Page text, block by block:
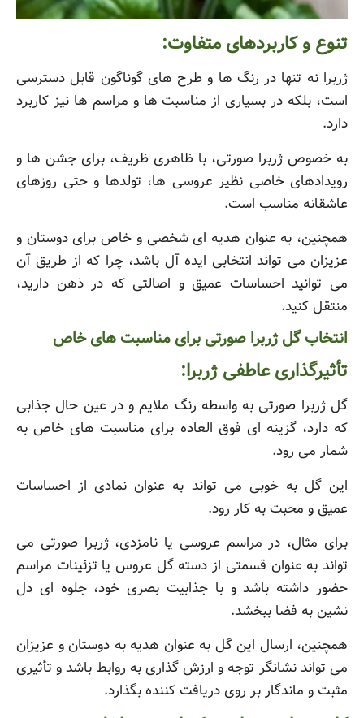
تنوع و کاربردهای متفاوت:
ژربرا نه تنها در رنگ ها و طرح های گوناگون قابل دسترسی
است، بلکه در بسیاری از مناسبت ها و مراسم ها نیز کاربرد
دارد.
به خصوص ژربرا صورتی، با ظاهری ظریف، برای جشن ها و
رویدادهای خاصی نظیر عروسی ها، تولدها و حتی روزهای
عاشقانه مناسب است.
همچنین، به عنوان هدیه ای شخصی و خاص برای دوستان و
عزیزان می تواند انتخابی ایده آل باشد، چرا که از طریق آن
می توانید احساسات عمیق و اصالتی که در ذهن دارید،
منتقل کنید.
انتخاب گل ژربرا صورتی برای مناسبت های خاص
تأثیرگذاری عاطفی ژربرا:
گل ژربرا صورتی به واسطه رنگ ملایم و در عین حال جذابی
که دارد، گزینه ای فوق العاده برای مناسبت های خاص به
شمار می رود.
این گل به خوبی می تواند به عنوان نمادی از احساسات
عمیق و محبت به کار رود.
برای مثال، در مراسم عروسی یا نامزدی، ژربرا صورتی می
تواند به عنوان قسمتی از دسته گل عروس یا تزئینات مراسم
حضور داشته باشد و با جذابیت بصری خود، جلوه ای دل
نشین به فضا ببخشد.
همچنین، ارسال این گل به عنوان هدیه به دوستان و عزیزان
می تواند نشانگر توجه و ارزش گذاری به روابط باشد و تأثیری
مثبت و ماندگار بر روی دریافت کننده بگذارد.